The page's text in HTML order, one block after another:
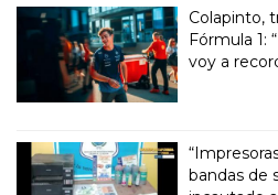
Colapinto,
Fórmula 1:
voy a
bandas de